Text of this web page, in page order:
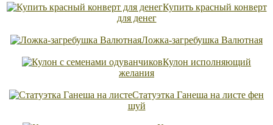
Купить красный конверт
для денег
Ложка-загребушка Валютная
Кулон исполняющий
желания
Статуэтка Ганеша на листе фен
шуй